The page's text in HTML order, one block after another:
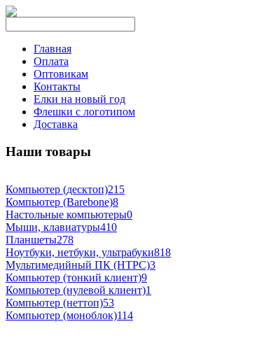
Главная
Оплата
Оптовикам
Контакты
Елки на новый год
Флешки с логотипом
Доставка
Наши товары
Компьютер (десктоп)215
Компьютер (Barebone)8
Настольные компьютеры0
Мыши, клавиатуры410
Планшеты278
Ноутбуки, нетбуки, ультрабуки818
Мультимедийный ПК (HTPC)3
Компьютер (тонкий клиент)9
Компьютер (нулевой клиент)1
Компьютер (неттоп)53
Компьютер (моноблок)114